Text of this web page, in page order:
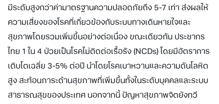
มีระดับสูงกว่าค่ามาตรฐานความปลอดภัยถึง 5-7 เท่า ส่งผลให้
ความเสี่ยงของโรคที่เกี่ยวข้องกับระบบทางเดินหายใจและ
สุขภาพโดยรวมเพิ่มขึ้นอย่างต่อเนื่อง ขณะเดียวกัน ประชากร
ไทย 1 ใน 4 ป่วยเป็นโรคไม่ติดต่อเรื้อรัง (NCDs) โดยมีอัตราการ
เติบโตเฉลี่ย 3-5% ต่อปี นำโดยโรคเบาหวานและความดันโลหิต
สูง สะท้อนภาระด้านสุขภาพที่เพิ่มขึ้นทั้งในระดับบุคคลและระบบ
สาธารณสุขของประเทศ นอกจากนี้ ปัญหาสุขภาพจิตยังทวี